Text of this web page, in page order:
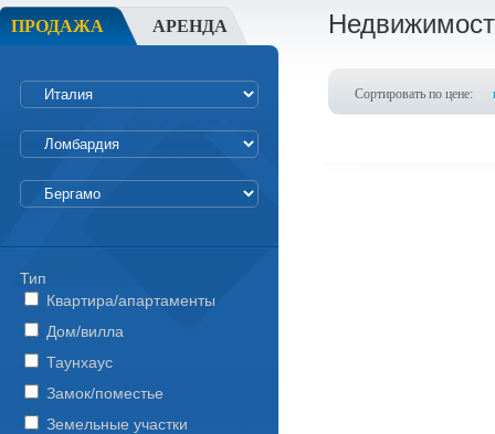
Сортировать по цене:
ПРОДАЖА АРЕНДА
Тип
Квартира/апартаменты
Дом/вилла
Таунхаус
Замок/поместье
Земельные участки